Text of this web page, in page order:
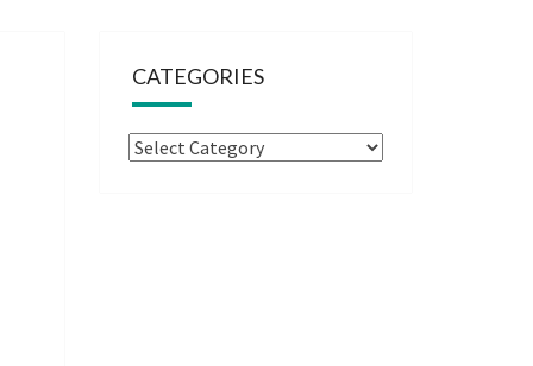
CATEGORIES
Categories